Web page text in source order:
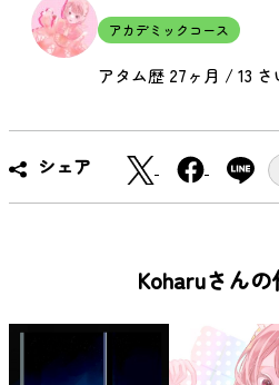
アカデミックコース
アタム歴 27ヶ月 / 13 さ
シェア
a
c
o
Koharuさん